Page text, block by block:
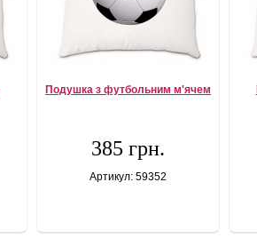
Подушка з футбольним м'ячем
385 грн.
Артикул: 59352